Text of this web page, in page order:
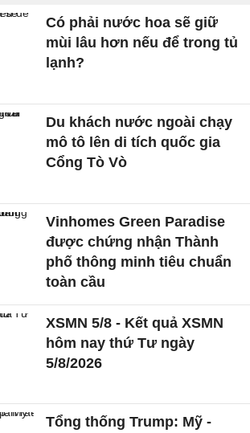
Có phải nước hoa sẽ giữ
mùi lâu hơn nếu để trong tủ
lạnh?
Du khách nước ngoài chạy
mô tô lên di tích quốc gia
Cổng Tò Vò
Vinhomes Green Paradise
được chứng nhận Thành
phố thông minh tiêu chuẩn
toàn cầu
XSMN 5/8 - Kết quả XSMN
hôm nay thứ Tư ngày
5/8/2026
Tổng thống Trump: Mỹ -